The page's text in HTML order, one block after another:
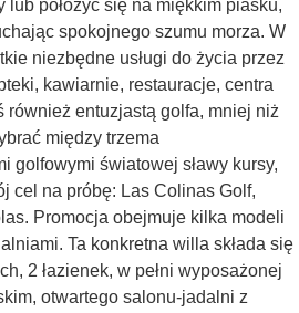
lub położyć się na miękkim piasku,
spokojnego szumu morza. W
niezbędne usługi do życia przez
kawiarnie, restauracje, centra
entuzjastą golfa, mniej niż
między trzema
golfowymi światowej sławy kursy,
cel na próbę: Las Colinas Golf,
Promocja obejmuje kilka modeli
Ta konkretna willa składa się
2 łazienek, w pełni wyposażonej
otwartego salonu-jadalni z